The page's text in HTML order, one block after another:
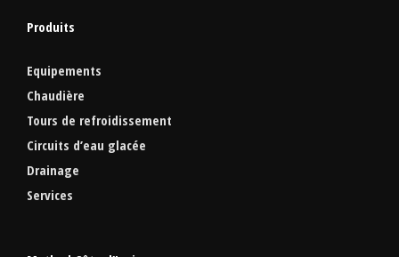
Produits
Equipements
Chaudière
Tours de refroidissement
Circuits d’eau glacée
Drainage
Services